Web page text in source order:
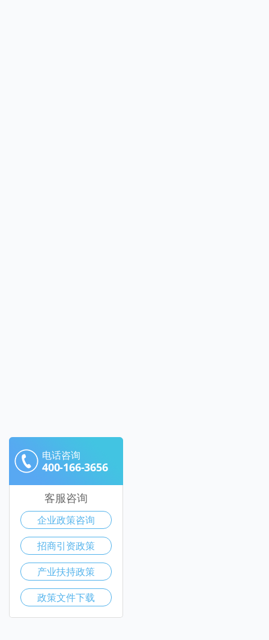
电话咨询
400-166-3656
客服咨询
企业政策咨询
招商引资政策
产业扶持政策
政策文件下载